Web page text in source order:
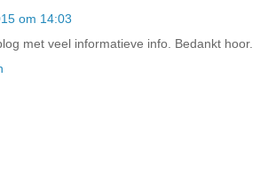
om 14:03
met veel informatieve info. Bedankt hoor.